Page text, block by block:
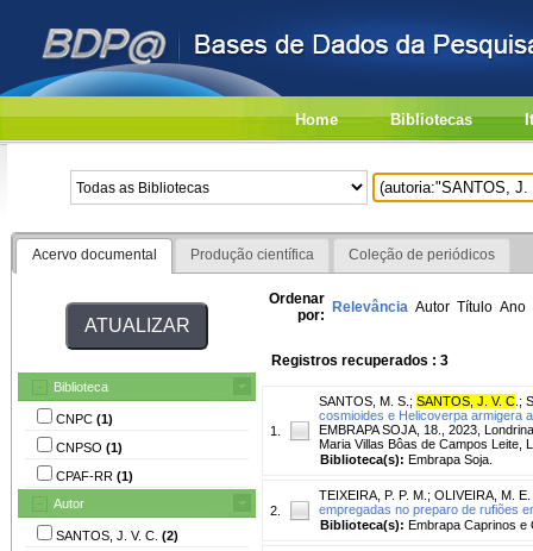
Home Bibliotecas
Acervo documental Produção científica Coleção de periódicos
Biblioteca
CNPC (1)
CNPSO (1)
CPAF-RR (1)
Autor
SANTOS, J. V. C. (2)
Ordenar
por: Relevância Autor Título Ano
Registros recuperados : 3
1.
SANTOS, M. S. ; SANTOS, J. V. C ;
cosmioides e Helicoverpa armigera
EMBRAPA SOJA, 18., 2023,
Maria Villas Bôas de Campos Leite,
Biblioteca(s): Embrapa Soja.
2.
TEIXEIRA, P. P. M. ; OLIVEIRA, M. E.
empregadas no preparo de rufiões
Biblioteca(s): Embrapa Caprinos e